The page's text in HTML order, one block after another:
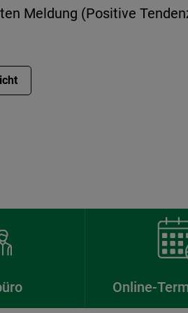
Meldung (Positive
Online-